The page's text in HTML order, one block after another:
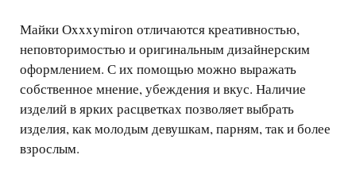
Майки Оxxxymiron отличаются креативностью,
неповторимостью и оригинальным дизайнерским
оформлением. С их помощью можно выражать
собственное мнение, убеждения и вкус. Наличие
изделий в ярких расцветках позволяет выбрать
изделия, как молодым девушкам, парням, так и более
взрослым.